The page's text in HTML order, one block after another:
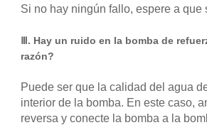
Si no hay ningún fallo, espere a
Ⅲ. Hay un ruido en la bomba de
razón?
Puede ser que la calidad del agua
interior de la bomba. En este caso,
reversa y conecte la bomba a la